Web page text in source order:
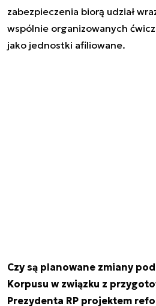
zabezpieczenia biorą udział
wspólnie organizowanych
jako jednostki afiliowane.
Czy są planowane zmiany
Korpusu w związku z
Prezydenta RP projektem